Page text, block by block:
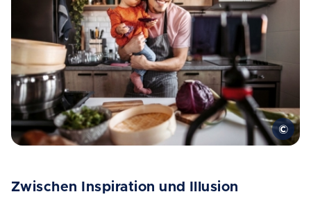
Zwischen Inspiration und Illusion